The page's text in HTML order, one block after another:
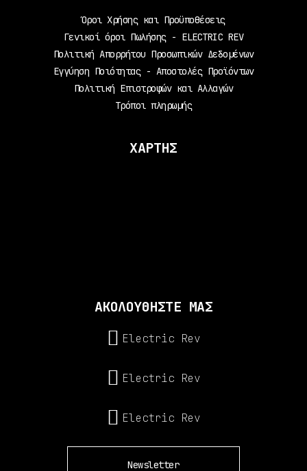
Όροι Χρήσης και Προϋποθέσεις
Γενικοί όροι Πωλήσης - ELECTRIC REV
Πολιτική Απορρήτου Προσωπικών Δεδομένων
Εγγύηση Ποιότητας - Αποστολές Προϊόντων
Πολιτική Επιστροφών και Αλλαγών
Τρόποι πληρωμής
ΧΑΡΤΗΣ
ΑΚΟΛΟΥΘΗΣΤΕ ΜΑΣ
Electric Rev
Electric Rev
Electric Rev
Newsletter